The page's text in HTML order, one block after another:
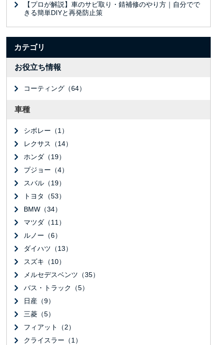
【プロが解説】車のサビ取り・錆補修のやり方｜自分でで
きる簡単DIYと再発防止策
カテゴリ
お役立ち情報
コーティング（64）
車種
シボレー（1）
レクサス（14）
ホンダ（19）
プジョー（4）
スバル（19）
トヨタ（53）
BMW（34）
マツダ（11）
ルノー（6）
ダイハツ（13）
スズキ（10）
メルセデスベンツ（35）
バス・トラック（5）
日産（9）
三菱（5）
フィアット（2）
クライスラー（1）